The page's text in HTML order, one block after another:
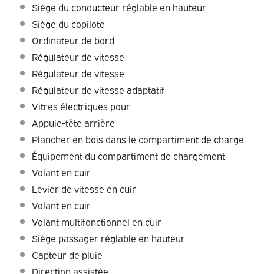
Siège du conducteur réglable en hauteur
Siège du copilote
Ordinateur de bord
Régulateur de vitesse
Régulateur de vitesse
Régulateur de vitesse adaptatif
Vitres électriques pour
Appuie-tête arrière
Plancher en bois dans le compartiment de charge
Équipement du compartiment de chargement
Volant en cuir
Levier de vitesse en cuir
Volant en cuir
Volant multifonctionnel en cuir
Siège passager réglable en hauteur
Capteur de pluie
Direction assistée